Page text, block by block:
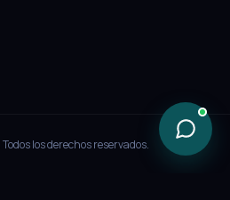
los derechos reservados.